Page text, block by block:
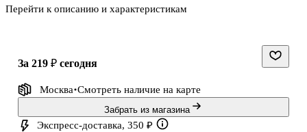
повседневными привычками, питанием и представлениями о
внимательнее относиться к своему состоянию. Внутри собраны
примеры применения авторской системы.
О чём книга
Перейти к описанию и характеристикам
за 219 ₽ сегодня
Москва Смотреть наличие на карте
Забрать из магазина
Экспресс-доставка, 350 ₽